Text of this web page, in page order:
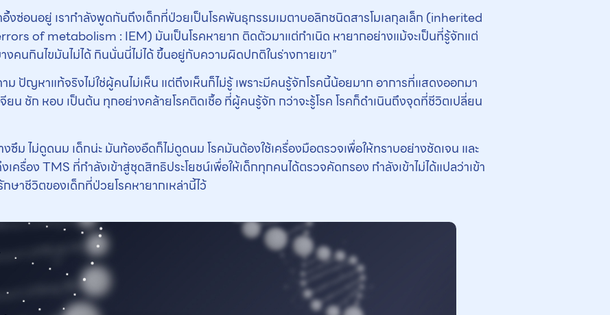
ซ่อนอยู่ เรากำลังพูดกันถึงเด็กที่ป่วยเป็นโรคพันธุกรรมเมตาบอลิกชนิดสารโมเลกุลเล็ก (inherited
of metabolism : IEM) มันเป็นโรคหายาก ติดตัวมาแต่กำเนิด หายากอย่างแม้จะเป็นที่รู้จักแต่
งคนกินไขมันไม่ได้ กินนั่นนี่ไม่ได้ ขึ้นอยู่กับความผิดปกติในร่างกายเขา”
าม ปัญหาแท้จริงไม่ใช่ผู้คนไม่เห็น แต่ถึงเห็นก็ไม่รู้ เพราะมีคนรู้จักโรคนี้น้อยมาก อาการที่แสดงออกมา
ยน ชัก หอบ เป็นต้น ทุกอย่างคล้ายโรคติดเชื้อ ที่ผู้คนรู้จัก กว่าจะรู้โรค โรคก็ดำเนินถึงจุดที่ชีวิตเปลี่ยน
งซึม ไม่ดูดนม เด็กน่ะ มันท้องอืดก็ไม่ดูดนม โรคมันต้องใช้เครื่องมือตรวจเพื่อให้ทราบอย่างชัดเจน และ
รื่อง TMS ที่กำลังเข้าสู่ชุดสิทธิประโยชน์เพื่อให้เด็กทุกคนได้ตรวจคัดกรอง กำลังเข้าไม่ได้แปลว่าเข้า
ษาชีวิตของเด็กที่ป่วยโรคหายากเหล่านี้ไว้